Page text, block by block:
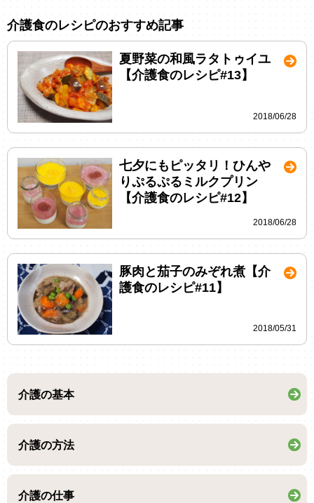
介護食のレシピのおすすめ記事
夏野菜の和風ラタトゥイユ
【介護食のレシピ#13】
2018/06/28
七夕にもピッタリ！ひんや
りぷるぷるミルクプリン
【介護食のレシピ#12】
2018/06/28
豚肉と茄子のみぞれ煮【介
護食のレシピ#11】
2018/05/31
介護の基本
介護の方法
介護の仕事